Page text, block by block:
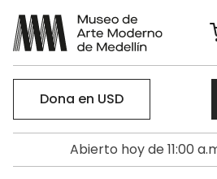
Dona en USD
Abierto hoy de 11:00